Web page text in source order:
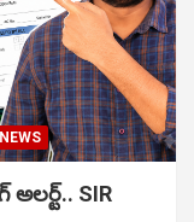
అలర్ట్.. SIR